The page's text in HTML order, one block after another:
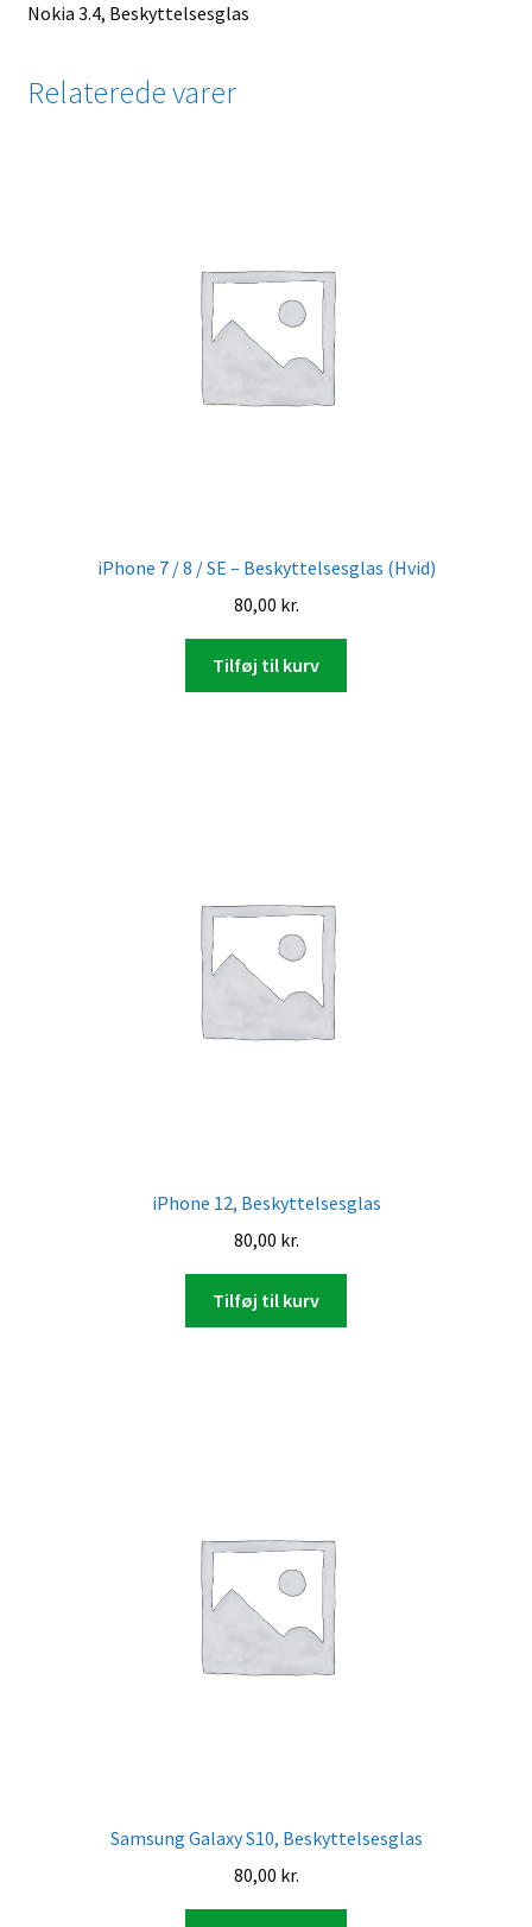
Nokia 3.4, Beskyttelsesglas
Relaterede varer
iPhone 7 / 8 / SE – Beskyttelsesglas (Hvid)
80,00 kr.
Tilføj til kurv
iPhone 12, Beskyttelsesglas
80,00 kr.
Tilføj til kurv
Samsung Galaxy S10, Beskyttelsesglas
80,00 kr.